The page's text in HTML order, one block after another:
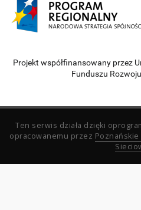
Projekt współfinansowany przez
Funduszu
Ten serwis działa dzięki
opracowanemu przez